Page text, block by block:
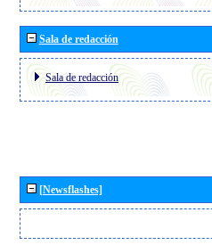
Sala de redacción
Sala de redacción
[Newsflashes]